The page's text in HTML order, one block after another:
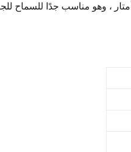
عادي للنبات في الداخل.عادة ما يتم التهوية عن طريق الفتح والإغلاق